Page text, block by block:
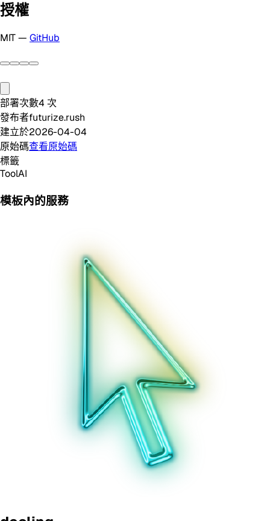
授權
MIT — GitHub
部署次數4 次
發布者futurize.rush
建立於2026-04-04
原始碼查看原始碼
標籤
ToolAI
模板內的服務